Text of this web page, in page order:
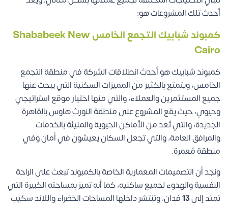
أحدث تلك المشروعات هو:
كمبوند شبابيك التجمع الخامسShababeek New
Cairo
كمبوند شبابيك هو أحدث انطلاقات الشركة في منطقة التجمع
الخامس، ويتمتع بالكثير من المميزات السكنية التي يبحث عنها
جميع المستثمرين والعملاء، والتي منها اختيار موقع استراتيجي
وحيوي، حيث يقع المشروع على منطقة النورث هاوس بالقاهرة
الجديدة، والتي تُعد من الأماكن الحيوية والمليئة بالخدمات
والمرافق العامة، والتي تجعل السكان يعيشون في أمان وفي
منطقة مُعمرة.
ونجد أن التصميمات المعمارية الخاصة بالكمبوند تبعث على الراحة
النفسية والهدوء لجميع ساكنيه، كما أنه تميز بمساحته الكبيرة التي
تمتد إلى13فدان، وتنتشر داخلها المساحات الخضراء واللاند سكيب